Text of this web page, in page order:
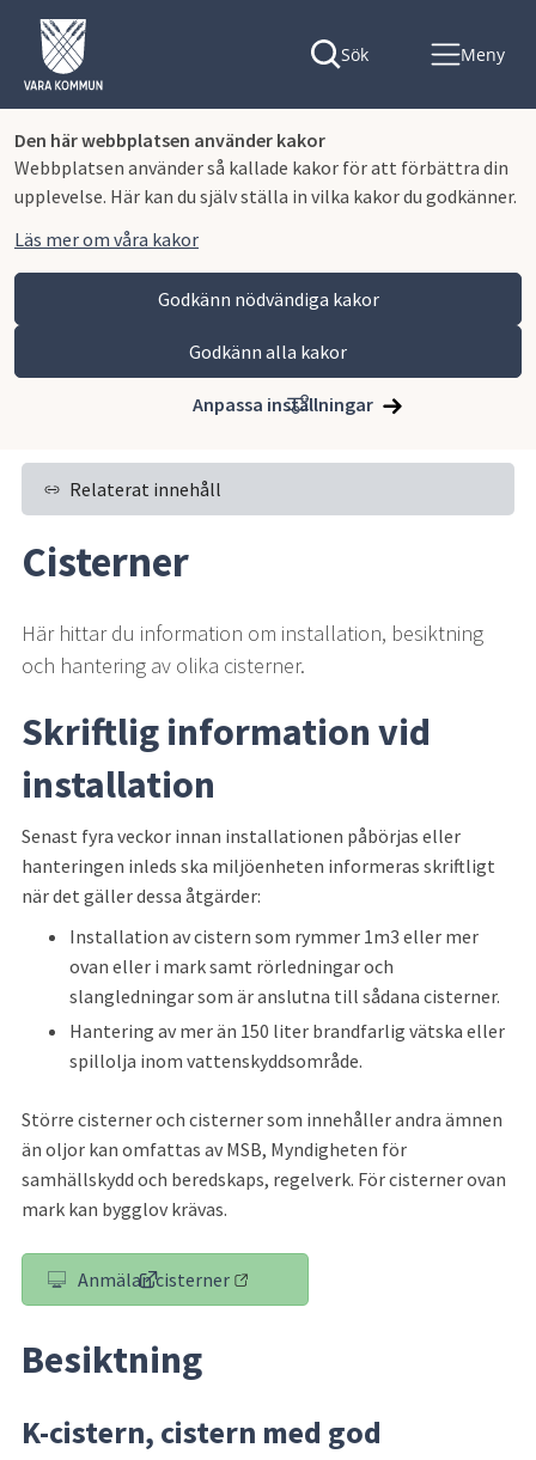
Den här webbplatsen använder kakor
Webbplatsen använder så kallade kakor för att förbättra din
upplevelse. Här kan du själv ställa in vilka kakor du godkänner.
Läs mer om våra kakor
Godkänn nödvändiga kakor
Godkänn alla kakor
Anpassa inställningar
Sök Meny
Vara kommun
Näringsliv och arbete
Tillstånd, tillsyn och regler
Miljöfarlig verksamhet
Relaterat innehåll
Cisterner
Här hittar du information om installation, besiktning
och hantering av olika cisterner.
Skriftlig information vid
installation
Senast fyra veckor innan installationen påbörjas eller
hanteringen inleds ska miljöenheten informeras skriftligt
när det gäller dessa åtgärder:
Installation av cistern som rymmer 1m3 eller mer
ovan eller i mark samt rörledningar och
slangledningar som är anslutna till sådana cisterner.
Hantering av mer än 150 liter brandfarlig vätska eller
spillolja inom vattenskyddsområde.
Större cisterner och cisterner som innehåller andra ämnen
än oljor kan omfattas av MSB, Myndigheten för
samhällskydd och beredskaps, regelverk. För cisterner ovan
mark kan bygglov krävas.
Anmälan cisterner
(länk till annan webbplats)
Besiktning
K-cistern, cistern med god